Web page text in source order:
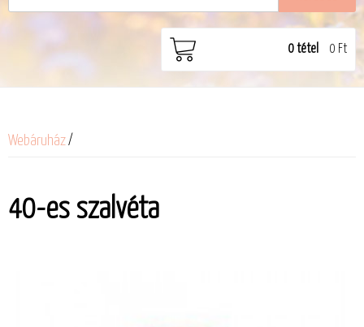
0tétel 0 Ft
Webáruház/
40-es szalvéta